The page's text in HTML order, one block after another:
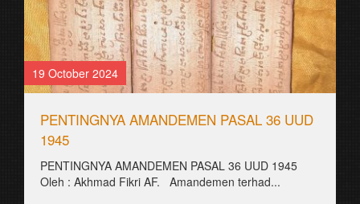
19 October 2024
PENTINGNYA AMANDEMEN PASAL 36 UUD
1945
PENTINGNYA AMANDEMEN PASAL 36 UUD 1945
Oleh : Akhmad Fikri AF. Amandemen terhad...